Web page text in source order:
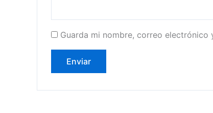
Guarda mi nombre, correo